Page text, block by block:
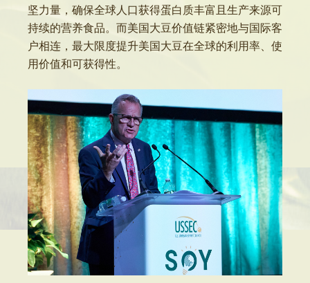
坚力量，确保全球人口获得蛋白质丰富且生产来源可
持续的营养食品。而美国大豆价值链紧密地与国际客
户相连，最大限度提升美国大豆在全球的利用率、使
用价值和可获得性。